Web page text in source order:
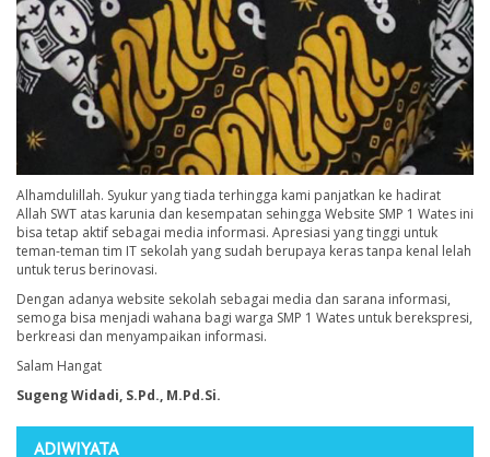
Alhamdulillah. Syukur yang tiada terhingga kami panjatkan ke hadirat
Allah SWT atas karunia dan kesempatan sehingga Website SMP 1 Wates ini
bisa tetap aktif sebagai media informasi. Apresiasi yang tinggi untuk
teman-teman tim IT sekolah yang sudah berupaya keras tanpa kenal lelah
untuk terus berinovasi.
Dengan adanya website sekolah sebagai media dan sarana informasi,
semoga bisa menjadi wahana bagi warga SMP 1 Wates untuk berekspresi,
berkreasi dan menyampaikan informasi.
Salam Hangat
Sugeng Widadi, S.Pd., M.Pd.Si.
ADIWIYATA